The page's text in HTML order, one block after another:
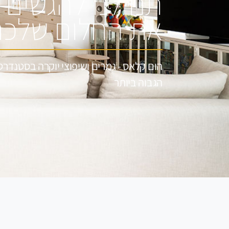
את החלום
הום קלאס - גמרים ושיפוצי יוקרה
הגבוה ביותר